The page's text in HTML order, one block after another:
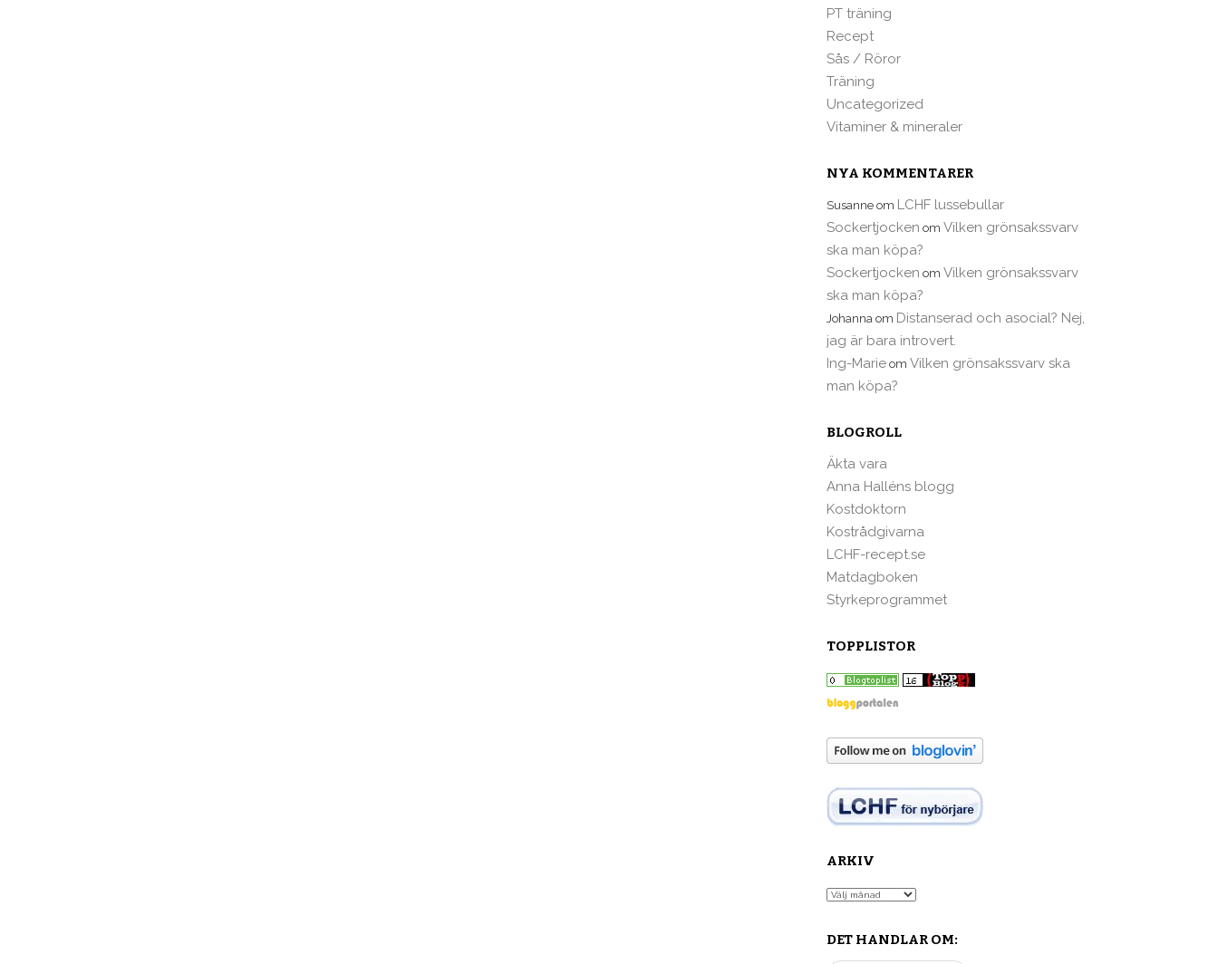
PT träning
Recept
Sås / Röror
Träning
Uncategorized
Vitaminer & mineraler
NYA KOMMENTARER
Susanne om LCHF lussebullar
Sockertjocken om Vilken grönsakssvarv
ska man köpa?
Sockertjocken om Vilken grönsakssvarv
ska man köpa?
Johanna om Distanserad och asocial? Nej,
jag är bara introvert.
Ing-Marie om Vilken grönsakssvarv ska
man köpa?
BLOGROLL
Äkta vara
Anna Halléns blogg
Kostdoktorn
Kostrådgivarna
LCHF-recept.se
Matdagboken
Styrkeprogrammet
TOPPLISTOR
ARKIV
Arkiv
DET HANDLAR OM: